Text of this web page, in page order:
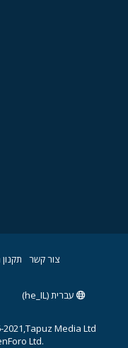
צור קשר
עברית (he_IL)
Media Ltd.
Ltd.